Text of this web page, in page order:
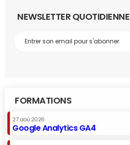
NEWSLETTER QUOTIDIENNE
FORMATIONS
27 aoû 2026
Google Analytics GA4